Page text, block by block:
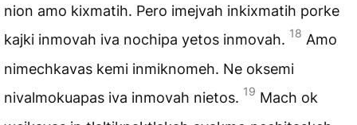
nion amo kixmatih. Pero imejvah inkixmatih porke
kajki inmovah iva nochipa yetos inmovah. 18 Amo
nimechkavas kemi inmiknomeh. Ne oksemi
nivalmokuapas iva inmovah nietos. 19 Mach ok